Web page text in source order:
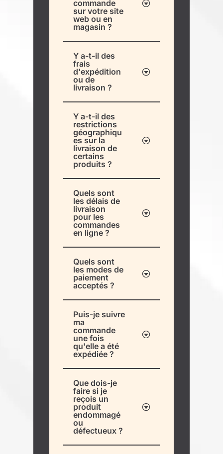
commande
sur votre site
web ou en
magasin ?
Y a-t-il des
frais
d'expédition
ou de
livraison ?
Y a-t-il des
restrictions
géographiqu
es sur la
livraison de
certains
produits ?
Quels sont
les délais de
livraison
pour les
commandes
en ligne ?
Quels sont
les modes de
paiement
acceptés ?
Puis-je suivre
ma
commande
une fois
qu'elle a été
expédiée ?
Que dois-je
faire si je
reçois un
produit
endommagé
ou
défectueux ?